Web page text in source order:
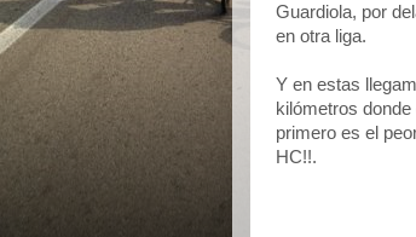
Guardiola, por
en otra liga.
Y en estas
kilómetros
primero es el
HC!!.